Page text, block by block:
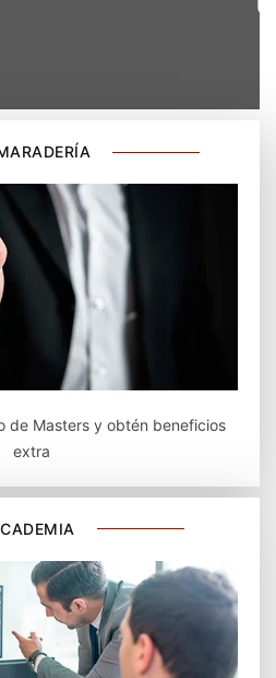
de Masters y obtén beneficios
extra